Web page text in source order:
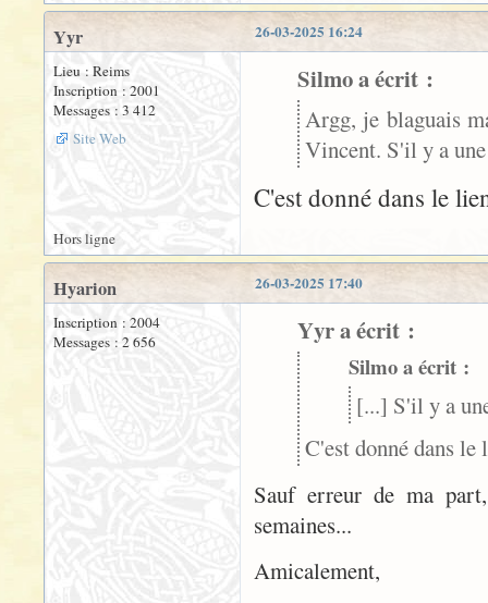
26-03-2025 16:24
Yyr
Lieu : Reims
Inscription : 2001
Messages : 3 412
Site Web
Silmo a écrit :
Argg, je blaguais
Vincent. S'il y a
C'est donné dans le
Hors ligne
26-03-2025 17:40
Hyarion
Inscription : 2004
Messages : 2 656
Yyr a écrit :
Silmo a écrit :
[...] S'il y a
C'est donné dans
Sauf erreur de ma
semaines...
Amicalement,